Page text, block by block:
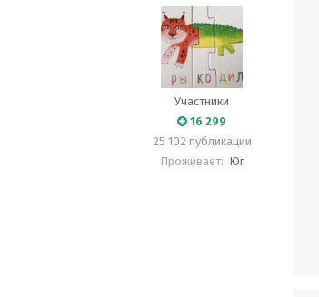
Участники
16 299
25 102 публикации
Проживает: Юг